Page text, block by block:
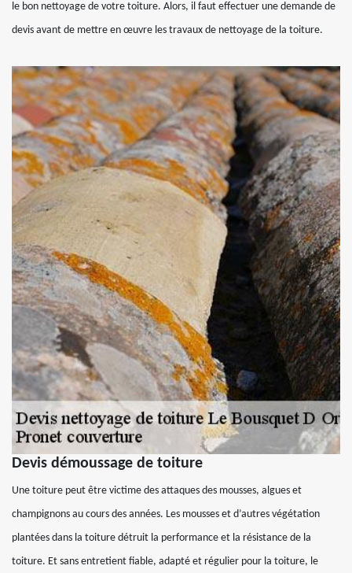
le bon nettoyage de votre toiture. Alors, il faut effectuer une demande de
devis avant de mettre en œuvre les travaux de nettoyage de la toiture.
Devis démoussage de toiture
Une toiture peut être victime des attaques des mousses, algues et
champignons au cours des années. Les mousses et d’autres végétation
plantées dans la toiture détruit la performance et la résistance de la
toiture. Et sans entretient fiable, adapté et régulier pour la toiture, le